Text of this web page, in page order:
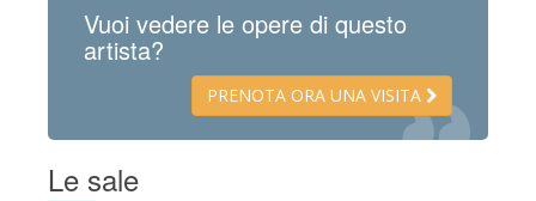
Vuoi vedere le opere di questo
artista?
PRENOTA ORA UNA VISITA
Le sale